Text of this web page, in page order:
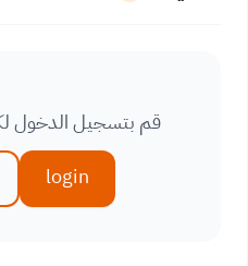
قم بتسجيل الدخول
login